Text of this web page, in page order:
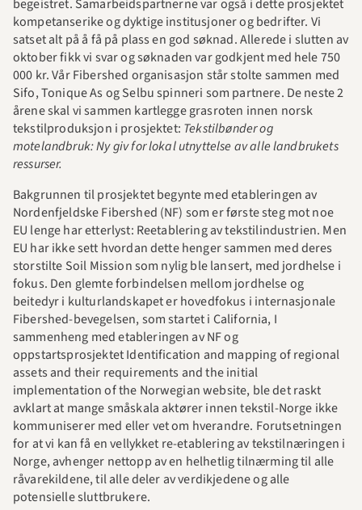
begeistret. Samarbeidspartnerne var også i dette prosjektet
kompetanserike og dyktige institusjoner og bedrifter. Vi
satset alt på å få på plass en god søknad. Allerede i slutten av
oktober fikk vi svar og søknaden var godkjent med hele 750
000 kr. Vår Fibershed organisasjon står stolte sammen med
Sifo, Tonique As og Selbu spinneri som partnere. De neste 2
årene skal vi sammen kartlegge grasroten innen norsk
tekstilproduksjon i prosjektet: Tekstilbønder og
motelandbruk: Ny giv for lokal utnyttelse av alle landbrukets
ressurser.
Bakgrunnen til prosjektet begynte med etableringen av
Nordenfjeldske Fibershed (NF) som er første steg mot noe
EU lenge har etterlyst: Reetablering av tekstilindustrien. Men
EU har ikke sett hvordan dette henger sammen med deres
storstilte Soil Mission som nylig ble lansert, med jordhelse i
fokus. Den glemte forbindelsen mellom jordhelse og
beitedyr i kulturlandskapet er hovedfokus i internasjonale
Fibershed-bevegelsen, som startet i California, I
sammenheng med etableringen av NF og
oppstartsprosjektet Identification and mapping of regional
assets and their requirements and the initial
implementation of the Norwegian website, ble det raskt
avklart at mange småskala aktører innen tekstil-Norge ikke
kommuniserer med eller vet om hverandre. Forutsetningen
for at vi kan få en vellykket re-etablering av tekstilnæringen i
Norge, avhenger nettopp av en helhetlig tilnærming til alle
råvarekildene, til alle deler av verdikjedene og alle
potensielle sluttbrukere.